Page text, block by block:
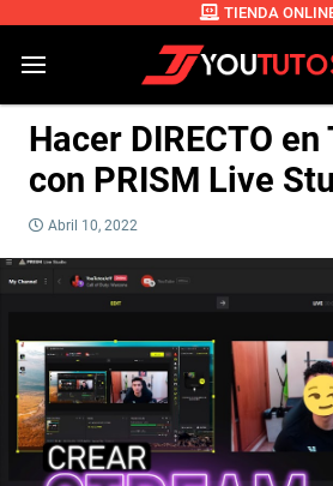
TIENDA
Hacer DIRECTO en
con PRISM Live
Abril 10, 2022